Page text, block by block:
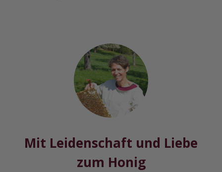
Mit Leidenschaft und Liebe
zum Honig